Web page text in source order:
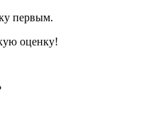
первым.
оценку!